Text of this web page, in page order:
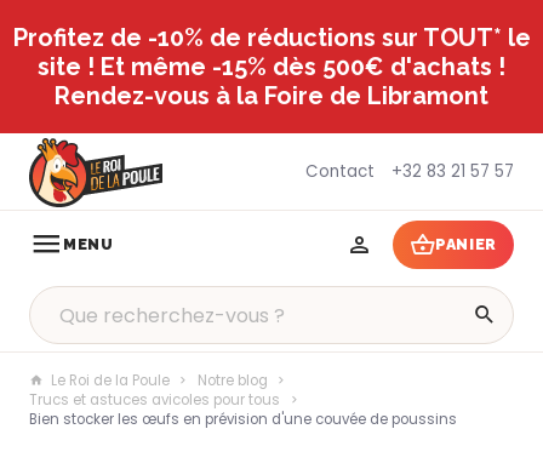
Profitez de -10% de réductions sur TOUT* le
site ! Et même -15% dès 500€ d'achats !
Rendez-vous à la Foire de Libramont
Contact +32 83 21 57 57
MENU PANIER
Le Roi de la Poule
Notre blog
Trucs et astuces avicoles pour tous
Bien stocker les œufs en prévision d'une couvée de poussins